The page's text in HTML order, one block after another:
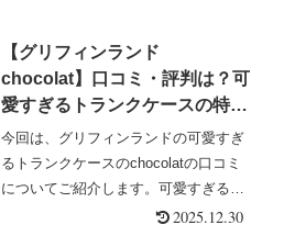
もあり中々手が出しにくいのは事実で
す。
【グリフィンランド
chocolat】口コミ・評判は？可
愛すぎるトランクケースの特徴
とデメリットも解説
今回は、グリフィンランドの可愛すぎ
るトランクケースのchocolatの口コミ
についてご紹介します。可愛すぎるト
ランクケースを１つは欲しいと思いま
2025.12.30